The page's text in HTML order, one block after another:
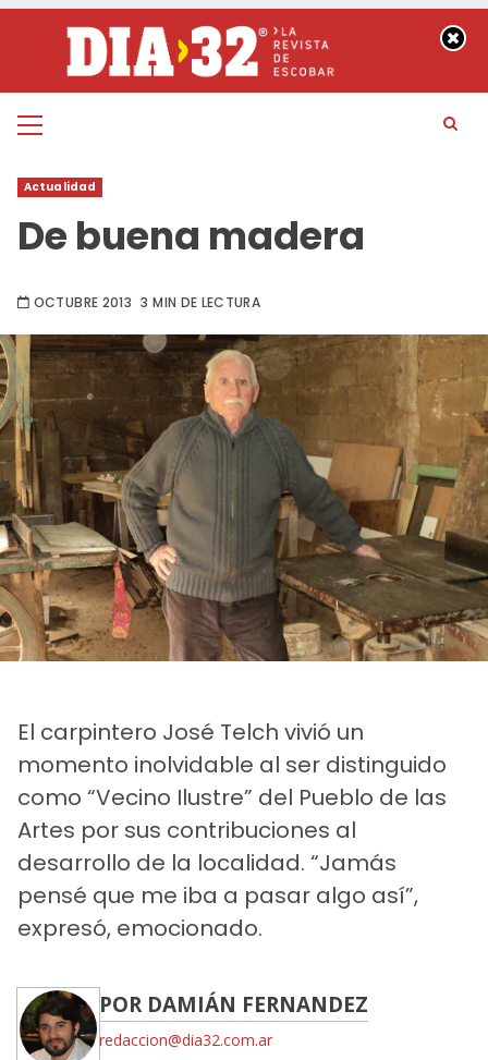
contenido
Menú
Actualidad
De buena madera
OCTUBRE 2013 3 MIN DE LECTURA
El carpintero José Telch vivió un
momento inolvidable al ser distinguido
como “Vecino Ilustre” del Pueblo de las
Artes por sus contribuciones al
desarrollo de la localidad. “Jamás
pensé que me iba a pasar algo así”,
expresó, emocionado.
POR DAMIÁN FERNANDEZ
redaccion@dia32.com.ar